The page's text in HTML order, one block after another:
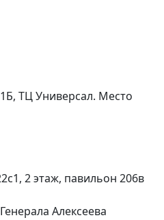
ТЦ Универсал. Место
2 этаж, павильон 206в
Алексеева